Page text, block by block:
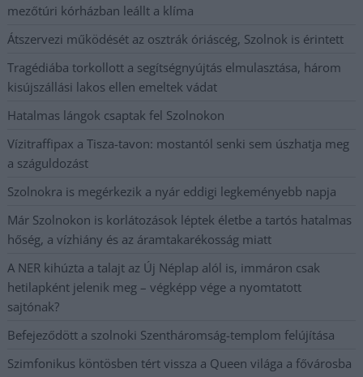
mezőtúri kórházban leállt a klíma
Átszervezi működését az osztrák óriáscég, Szolnok is érintett
Tragédiába torkollott a segítségnyújtás elmulasztása, három
kisújszállási lakos ellen emeltek vádat
Hatalmas lángok csaptak fel Szolnokon
Vízitraffipax a Tisza-tavon: mostantól senki sem úszhatja meg
a száguldozást
Szolnokra is megérkezik a nyár eddigi legkeményebb napja
Már Szolnokon is korlátozások léptek életbe a tartós hatalmas
hőség, a vízhiány és az áramtakarékosság miatt
A NER kihúzta a talajt az Új Néplap alól is, immáron csak
hetilapként jelenik meg – végképp vége a nyomtatott
sajtónak?
Befejeződött a szolnoki Szentháromság-templom felújítása
Szimfonikus köntösben tért vissza a Queen világa a fővárosba